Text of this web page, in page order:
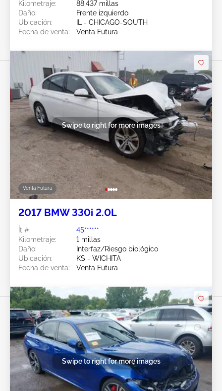
Kilometraje:
88,437 millas
Daño:
Frente izquierdo
Ubicación:
IL - CHICAGO-SOUTH
Fecha de venta:
Venta Futura
Venta Futura
Swipe to right for more images
2017 BMW 330i 2.0L
Ít #:
45******
Kilometraje:
1 millas
Daño:
Interfaz/Riesgo biológico
Ubicación:
KS - WICHITA
Fecha de venta:
Venta Futura
Swipe to right for more images